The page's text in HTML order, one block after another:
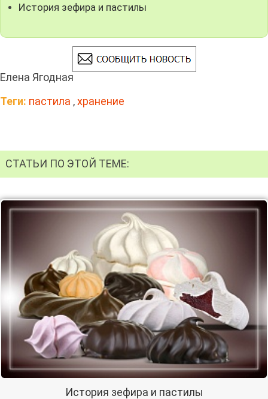
История зефира и пастилы
Елена Ягодная
Теги: пастила ,хранение
СТАТЬИ ПО ЭТОЙ ТЕМЕ:
История зефира и пастилы